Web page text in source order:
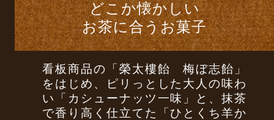
どこか懐かしい
お茶に合うお菓子
看板商品の「榮太樓飴 梅ぼ志飴」
をはじめ、ピリっとした大人の味わ
い「カシューナッツ一味」と、抹茶
で香り高く仕立てた「ひとくち羊か